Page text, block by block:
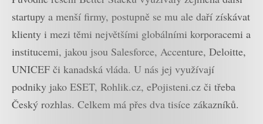
startupy a menší firmy, postupně se mu ale daří získávat
klienty i mezi těmi největšími globálními korporacemi a
institucemi, jakou jsou Salesforce, Accenture, Deloitte,
UNICEF či kanadská vláda. U nás jej využívají
podniky jako ESET, Rohlik.cz, ePojisteni.cz či třeba
Český rozhlas. Celkem má přes dva tisíce zákazníků.